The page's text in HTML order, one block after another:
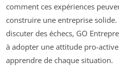
comment ces expériences
construire une entreprise
discuter des échecs, GO
à adopter une attitude pro-
apprendre de chaque situation.